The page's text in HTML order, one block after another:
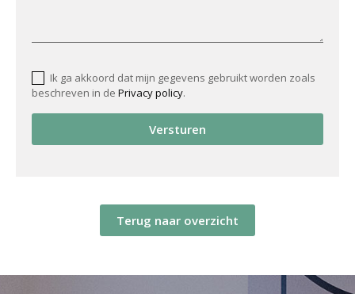
Ik ga akkoord dat mijn gegevens gebruikt worden zoals
beschreven in de Privacy policy.
Versturen
Terug naar overzicht